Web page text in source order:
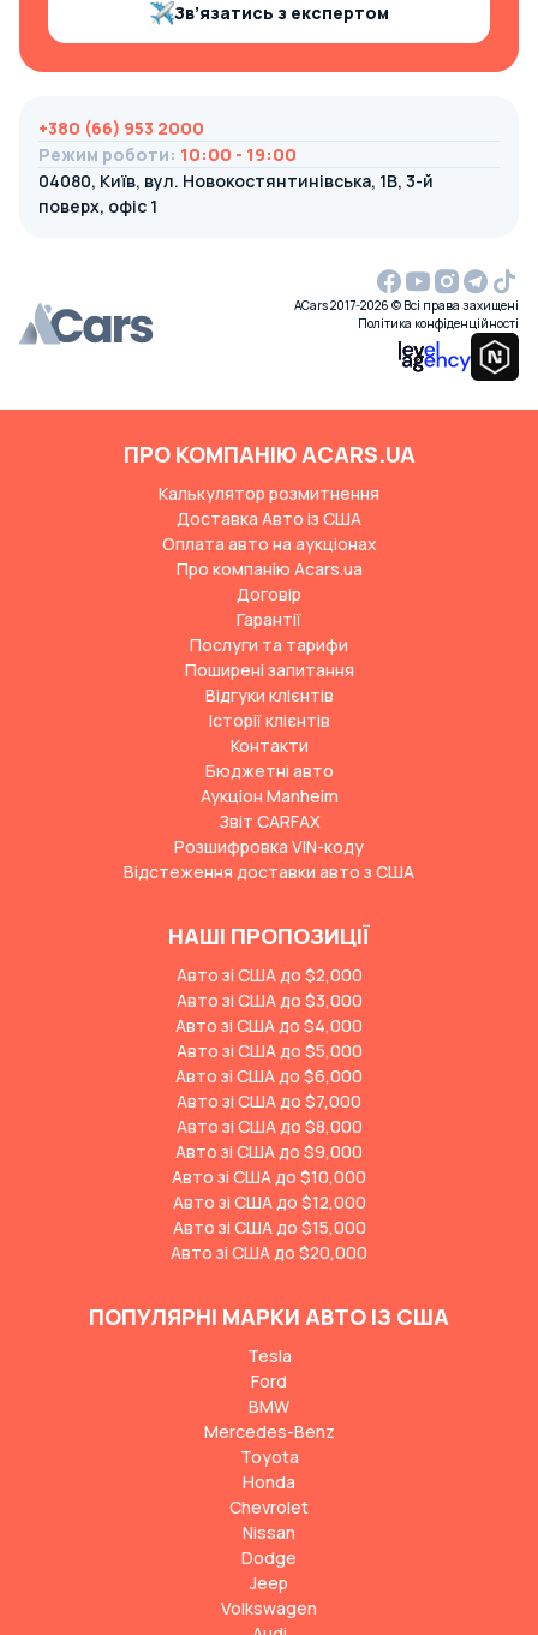
Зв’язатись з експертом
+380 (66) 953 2000
Режим роботи: 10:00 - 19:00
04080, Київ, вул. Новокостянтинівська, 1В, 3-й
поверх, офіс 1
ACars 2017-2026 © Всі права захищені
Політика конфіденційності
ПРО КОМПАНІЮ ACARS.UA
Калькулятор розмитнення
Доставка Авто із США
Оплата авто на аукціонах
Про компанію Acars.ua
Договір
Гарантії
Послуги та тарифи
Поширені запитання
Відгуки клієнтів
Історії клієнтів
Контакти
Бюджетні авто
Аукціон Manheim
Звіт CARFAX
Розшифровка VIN-коду
Відстеження доставки авто з США
НАШІ ПРОПОЗИЦІЇ
Авто зі США до $2,000
Авто зі США до $3,000
Авто зі США до $4,000
Авто зі США до $5,000
Авто зі США до $6,000
Авто зі США до $7,000
Авто зі США до $8,000
Авто зі США до $9,000
Авто зі США до $10,000
Авто зі США до $12,000
Авто зі США до $15,000
Авто зі США до $20,000
ПОПУЛЯРНІ МАРКИ АВТО ІЗ США
Tesla
Ford
BMW
Mercedes-Benz
Toyota
Honda
Chevrolet
Nissan
Dodge
Jeep
Volkswagen